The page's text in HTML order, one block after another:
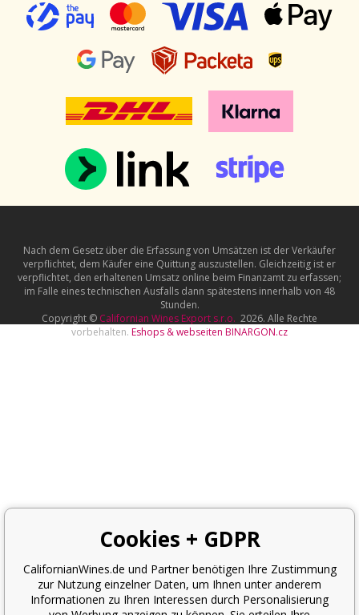
Nach dem Gesetz über die Erfassung von Umsätzen ist der Verkäufer
verpflichtet, dem Käufer eine Quittung auszustellen. Gleichzeitig ist er
verpflichtet, den erhaltenen Umsatz online beim Finanzamt zu erfassen;
im Falle eines technischen Ausfalls dann spätestens innerhalb von 48
Stunden.
Copyright © Californian Wines Export s.r.o. 2026. Alle Rechte
vorbehalten. Eshops & webseiten BINARGON.cz
Cookies + GDPR
CalifornianWines.de und Partner benötigen Ihre Zustimmung
zur Nutzung einzelner Daten, um Ihnen unter anderem
Informationen zu Ihren Interessen durch Personalisierung